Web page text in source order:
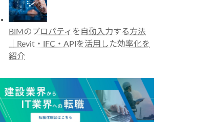
BIMのプロパティを自動入力する方法
｜Revit・IFC・APIを活用した効率化を
紹介